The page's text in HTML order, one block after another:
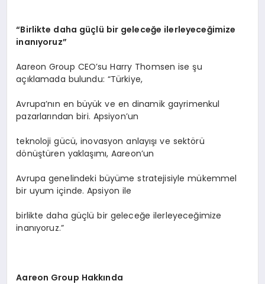
“Birlikte daha güçlü bir geleceğe ilerleyeceğimize
inanıyoruz”
Aareon Group CEO’su Harry Thomsen ise şu
açıklamada bulundu: “Türkiye,
Avrupa’nın en büyük ve en dinamik gayrimenkul
pazarlarından biri. Apsiyon’un
teknoloji gücü, inovasyon anlayışı ve sektörü
dönüştüren yaklaşımı, Aareon’un
Avrupa genelindeki büyüme stratejisiyle mükemmel
bir uyum içinde. Apsiyon ile
birlikte daha güçlü bir geleceğe ilerleyeceğimize
inanıyoruz.”
Aareon Group Hakkında